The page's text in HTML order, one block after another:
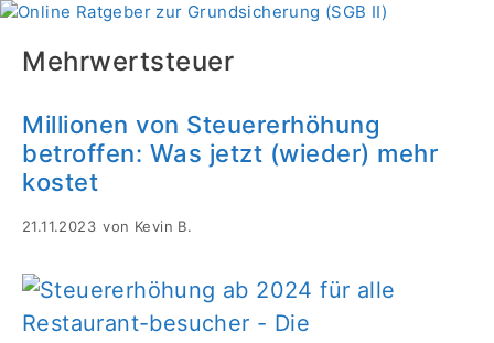
Zum
Inhalt
Menü
Mehrwertsteuer
Millionen von Steuererhöhung
betroffen: Was jetzt (wieder) mehr
kostet
21.11.2023 von Kevin B.